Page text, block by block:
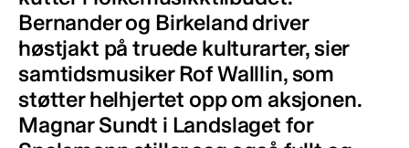
Bernander og Birkeland driver
høstjakt på truede kulturarter, sier
samtidsmusiker Rof Walllin, som
støtter helhjertet opp om aksjonen.
Magnar Sundt i Landslaget for